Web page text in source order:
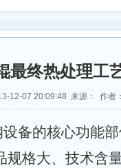
最终热处理工
12-07 20:09:48 来源： 作者
备的核心功能部
规格大、技术含